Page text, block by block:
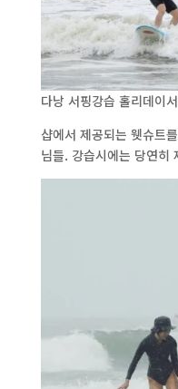
다낭 서핑강습 홀리데이
샵에서 제공되는 웻슈트
님들. 강습시에는 당연히